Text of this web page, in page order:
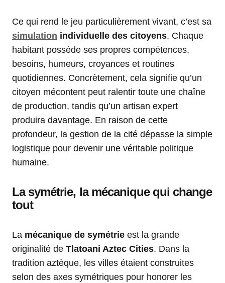
Ce qui rend le jeu particulièrement vivant, c’est sa
simulation individuelle des citoyens. Chaque
habitant possède ses propres compétences,
besoins, humeurs, croyances et routines
quotidiennes. Concrètement, cela signifie qu’un
citoyen mécontent peut ralentir toute une chaîne
de production, tandis qu’un artisan expert
produira davantage. En raison de cette
profondeur, la gestion de la cité dépasse la simple
logistique pour devenir une véritable politique
humaine.
La symétrie, la mécanique qui change
tout
La mécanique de symétrie est la grande
originalité de Tlatoani Aztec Cities. Dans la
tradition aztèque, les villes étaient construites
selon des axes symétriques pour honorer les